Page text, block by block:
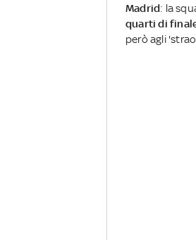
Madrid: la
quarti di
però agli